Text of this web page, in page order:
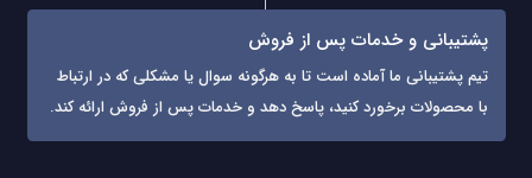
پشتیبانی و خدمات پس از فروش
تیم پشتیبانی ما آماده است تا به هرگونه سوال یا مشکلی که در ارتباط
با محصولات برخورد کنید، پاسخ دهد و خدمات پس از فروش ارائه کند.